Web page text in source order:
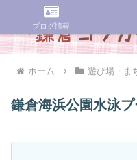
ホーム 遊び場・ま
鎌倉海浜公園水泳
ブログ情報